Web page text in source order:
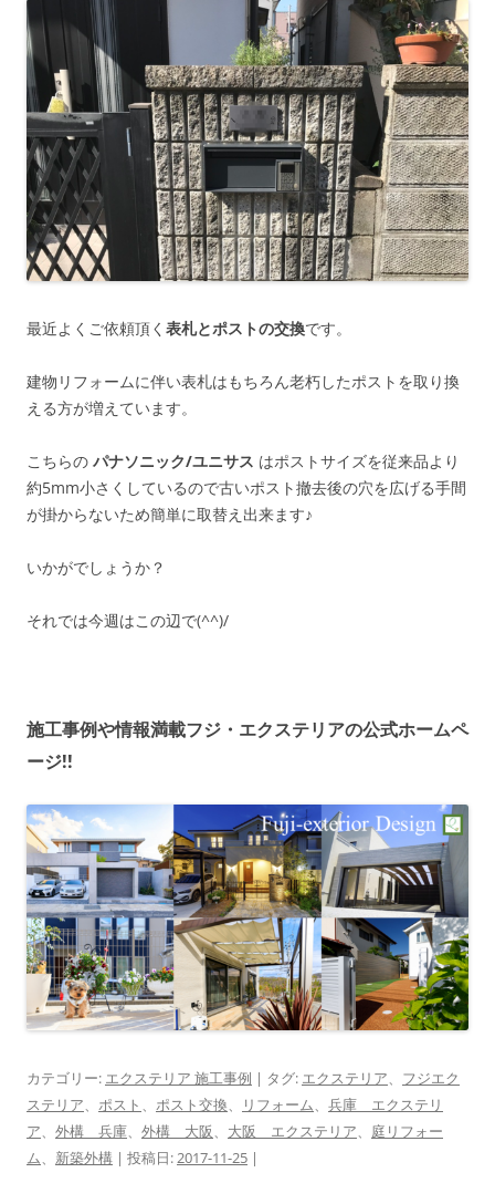
最近よくご依頼頂く 表札とポストの交換です。
建物リフォームに伴い表札はもちろん老朽したポストを取り換
える方が増えています。
こちらの パナソニック/ユニサス はポストサイズを従来品より
約5mm小さくしているので古いポスト撤去後の穴を広げる手間
が掛からないため簡単に取替え出来ます♪
いかがでしょうか？
それでは今週はこの辺で(^^)/
施工事例や情報満載フジ・エクステリアの公式ホームペ
ージ!!
カテゴリー: エクステリア 施工事例 | タグ: エクステリア
フジエク
ステリア
ポスト ポスト交換 リフォーム
兵庫 エクステリ
ア
外構 兵庫 外構 大阪 大阪 エクステリア
庭リフォー
ム
新築外構 | 投稿日: 2017-11-25 |